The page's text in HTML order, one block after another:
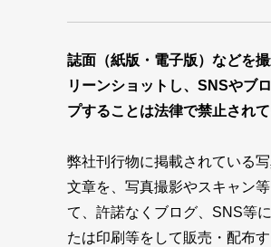
誌面（紙版・電子版）などを
リーンショットし、SNSやブ
プすることは法律で禁止されて
弊社刊行物に掲載されている
文章を、写真撮影やスキャン
て、許諾なくブログ、SNS等
たは印刷等をして販売・配布